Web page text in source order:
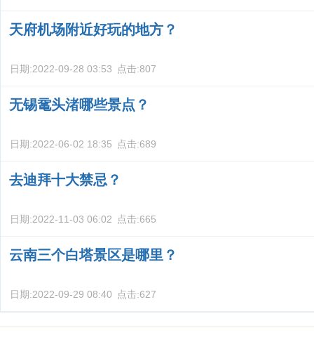
天府机场附近好玩的地方？
日期:2022-09-28 03:53 点击:807
无锡鼋头渚哪些景点？
日期:2022-06-02 18:35 点击:689
去迪拜十大禁忌？
日期:2022-11-03 06:02 点击:665
云南三个白塔景区是哪里？
日期:2022-09-29 08:40 点击:627